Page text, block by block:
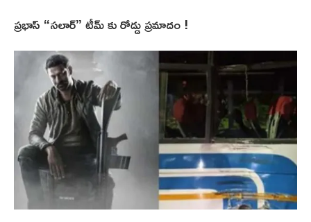
ప్రభాస్ “సలార్” టీమ్ కు రోడ్డు ప్రమాదం !